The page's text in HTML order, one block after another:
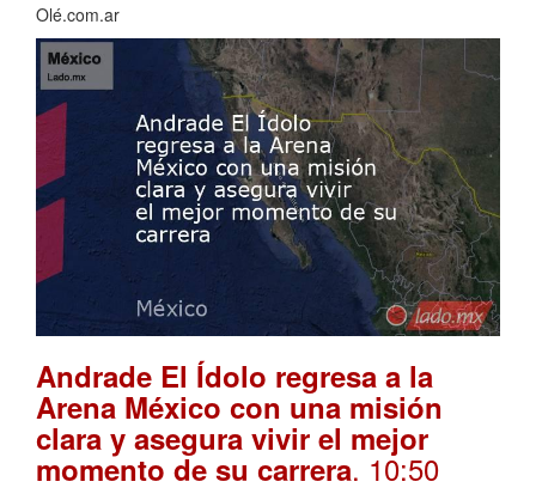
Olé.com.ar
Andrade El Ídolo regresa a la
Arena México con una misión
clara y asegura vivir el mejor
momento de su carrera. 10:50